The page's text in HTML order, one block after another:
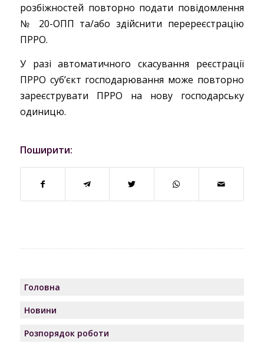
розбіжностей повторно подати повідомлення
№ 20-ОПП та/або здійснити перереєстрацію
ПРРО.
У разі автоматичного скасування реєстрації
ПРРО суб’єкт господарювання може повторно
зареєструвати ПРРО на нову господарську
одиницю.
Поширити:
Головна
Новини
Розпорядок роботи